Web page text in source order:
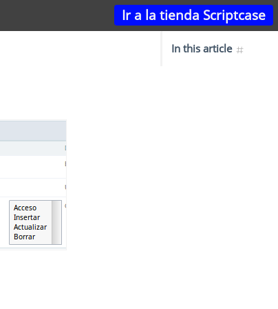
Ir a la tienda Scriptcase
In this article